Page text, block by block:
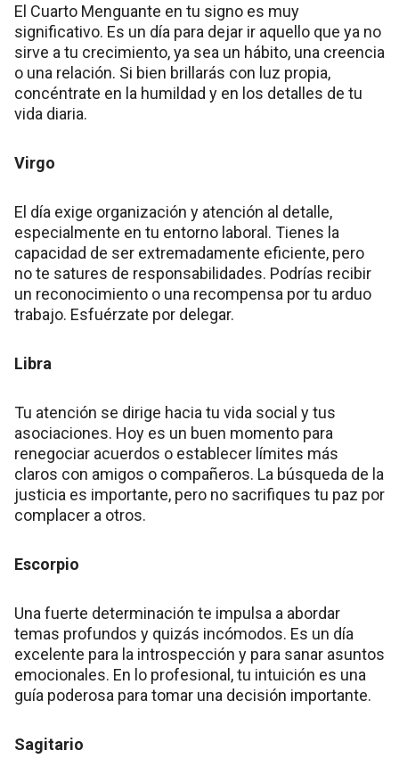
El Cuarto Menguante en tu signo es muy
significativo. Es un día para dejar ir aquello que ya no
sirve a tu crecimiento, ya sea un hábito, una creencia
o una relación. Si bien brillarás con luz propia,
concéntrate en la humildad y en los detalles de tu
vida diaria.
Virgo
El día exige organización y atención al detalle,
especialmente en tu entorno laboral. Tienes la
capacidad de ser extremadamente eficiente, pero
no te satures de responsabilidades. Podrías recibir
un reconocimiento o una recompensa por tu arduo
trabajo. Esfuérzate por delegar.
Libra
Tu atención se dirige hacia tu vida social y tus
asociaciones. Hoy es un buen momento para
renegociar acuerdos o establecer límites más
claros con amigos o compañeros. La búsqueda de la
justicia es importante, pero no sacrifiques tu paz por
complacer a otros.
Escorpio
Una fuerte determinación te impulsa a abordar
temas profundos y quizás incómodos. Es un día
excelente para la introspección y para sanar asuntos
emocionales. En lo profesional, tu intuición es una
guía poderosa para tomar una decisión importante.
Sagitario